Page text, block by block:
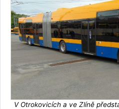
V Otrokovicích a ve Zlíně